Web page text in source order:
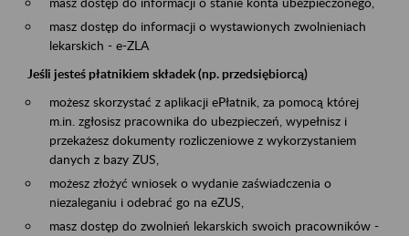
masz dostęp do informacji o wystawionych zwolnieniach
lekarskich - e-ZLA
Jeśli jesteś płatnikiem składek (np. przedsiębiorcą)
możesz skorzystać z aplikacji ePłatnik, za pomocą której
m.in. zgłosisz pracownika do ubezpieczeń, wypełnisz i
przekażesz dokumenty rozliczeniowe z wykorzystaniem
danych z bazy ZUS,
możesz złożyć wniosek o wydanie zaświadczenia o
niezaleganiu i odebrać go na eZUS,
masz dostęp do zwolnień lekarskich swoich pracowników -